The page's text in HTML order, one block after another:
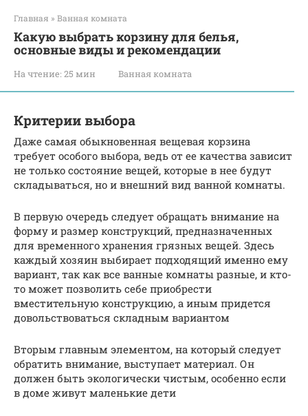
Главная » Ванная комната
Какую выбрать корзину для белья,
основные виды и рекомендации
На чтение: 25 мин Ванная комната
Критерии выбора
Даже самая обыкновенная вещевая корзина
требует особого выбора, ведь от ее качества зависит
не только состояние вещей, которые в нее будут
складываться, но и внешний вид ванной комнаты.
В первую очередь следует обращать внимание на
форму и размер конструкций, предназначенных
для временного хранения грязных вещей. Здесь
каждый хозяин выбирает подходящий именно ему
вариант, так как все ванные комнаты разные, и кто-
то может позволить себе приобрести
вместительную конструкцию, а иным придется
довольствоваться складным вариантом
Вторым главным элементом, на который следует
обратить внимание, выступает материал. Он
должен быть экологически чистым, особенно если
в доме живут маленькие дети